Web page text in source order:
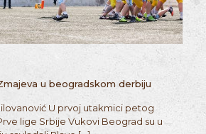
u beogradskom derbiju
U prvoj utakmici petog
lige Srbije Vukovi Beograd su u